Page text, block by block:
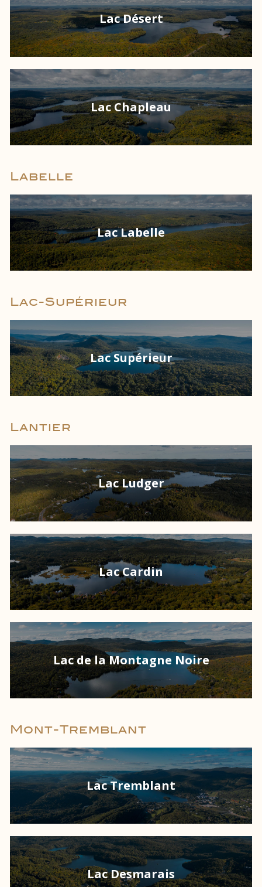
Lac Désert
Lac Chapleau
Labelle
Lac Labelle
Lac-Supérieur
Lac Supérieur
Lantier
Lac Ludger
Lac Cardin
Lac de la Montagne Noire
Mont-Tremblant
Lac Tremblant
Lac Desmarais